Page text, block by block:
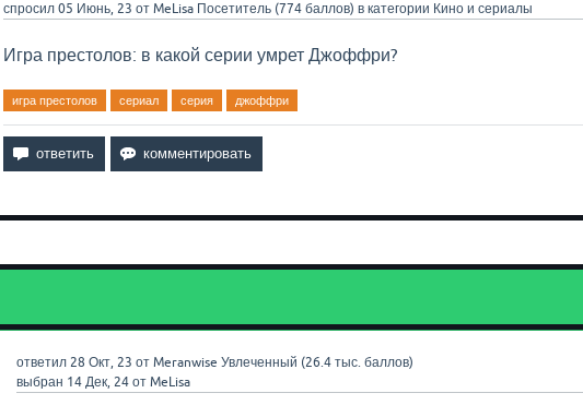
спросил 05 Июнь, 23 от MeLisa Посетитель (774 баллов) в категории Кино и сериалы
Игра престолов: в какой серии умрет Джоффри?
игра престолов сериал серия джоффри
ответил 28 Окт, 23 от Meranwise Увлеченный (26.4 тыс.баллов)
выбран 14 Дек, 24 от MeLisa